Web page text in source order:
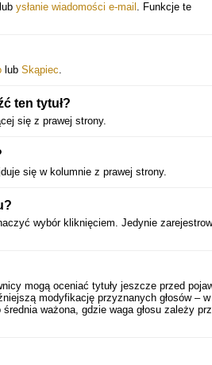
lub ysłanie wiadomości e-mail . Funkcje te
lub Skąpiec.
ten tytuł?
się z prawej strony.
się w kolumnie z prawej strony.
wybór kliknięciem. Jedynie
mogą oceniać tytuły jeszcze przed
modyfikację przyznanych głosów –
ważona, gdzie waga głosu zależy